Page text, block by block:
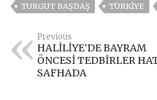
TURGUT BAŞDAŞ
TÜRKİYE
Previous
HALİLİYE’DE BAYRAM
ÖNCESİ TEDBİRLER
SAFHADA